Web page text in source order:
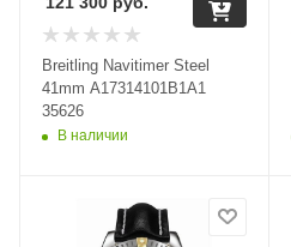
Breitling Navitimer Steel
41mm A17314101B1A1
35626
В наличии